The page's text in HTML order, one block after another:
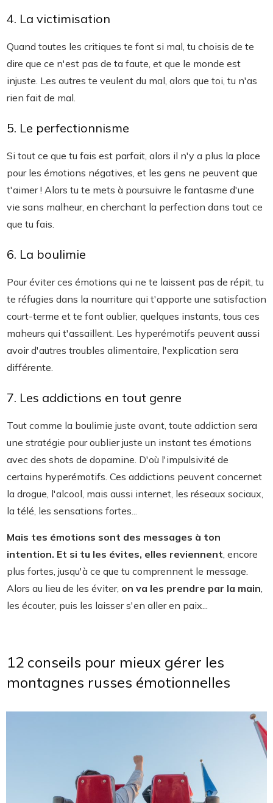
4. La victimisation
Quand toutes les critiques te font si mal, tu choisis de te
dire que ce n'est pas de ta faute, et que le monde est
injuste. Les autres te veulent du mal, alors que toi, tu n'as
rien fait de mal.
5. Le perfectionnisme
Si tout ce que tu fais est parfait, alors il n'y a plus la place
pour les émotions négatives, et les gens ne peuvent que
t'aimer ! Alors tu te mets à poursuivre le fantasme d'une
vie sans malheur, en cherchant la perfection dans tout ce
que tu fais.
6. La boulimie
Pour éviter ces émotions qui ne te laissent pas de répit, tu
te réfugies dans la nourriture qui t'apporte une satisfaction
court-terme et te font oublier, quelques instants, tous ces
maheurs qui t'assaillent. Les hyperémotifs peuvent aussi
avoir d'autres troubles alimentaire, l'explication sera
différente.
7. Les addictions en tout genre
Tout comme la boulimie juste avant, toute addiction sera
une stratégie pour oublier juste un instant tes émotions
avec des shots de dopamine. D'où l'impulsivité de
certains hyperémotifs. Ces addictions peuvent concernet
la drogue, l'alcool, mais aussi internet, les réseaux sociaux,
la télé, les sensations fortes...
Mais tes émotions sont des messages à ton
intention. Et si tu les évites, elles reviennent, encore
plus fortes, jusqu'à ce que tu comprennent le message.
Alors au lieu de les éviter, on va les prendre par la main,
les écouter, puis les laisser s'en aller en paix...
12 conseils pour mieux gérer les
montagnes russes émotionnelles